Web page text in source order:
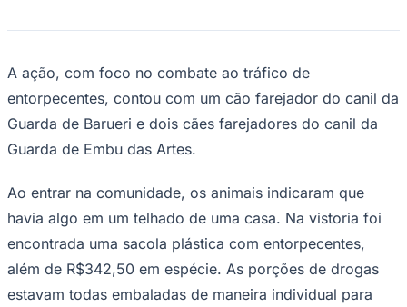
Sul-Americana
Champions League
Premier League
Bundesliga
Times - Ir direto
A ação, com foco no combate ao tráfico de
entorpecentes, contou com um cão farejador do canil da
Guarda de Barueri e dois cães farejadores do canil da
Guarda de Embu das Artes.
Ao entrar na comunidade, os animais indicaram que
havia algo em um telhado de uma casa. Na vistoria foi
encontrada uma sacola plástica com entorpecentes,
além de R$342,50 em espécie. As porções de drogas
estavam todas embaladas de maneira individual para